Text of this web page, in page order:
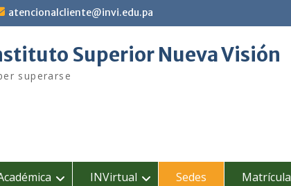
atencionalcliente@invi.edu.pa
Superior Nueva Visión
superarse
INVirtual Sedes Matrícula